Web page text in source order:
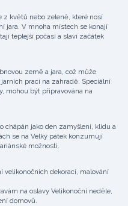
květů nebo zeleně, které nosí
jara. V mnoha místech se konají
teplejší počasí a slaví začátek
země a jara, což může
prací na zahradě. Speciální
mohou být připravována na
chápán jako den zamyšlení, klidu a
se na Velký pátek konzumují
možnosti.
velikonočních dekorací, malování
na oslavy Velikonoční neděle,
domovů.